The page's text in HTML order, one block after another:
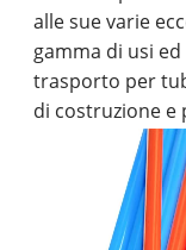
alle sue varie
gamma di usi
trasporto per
di costruzione e